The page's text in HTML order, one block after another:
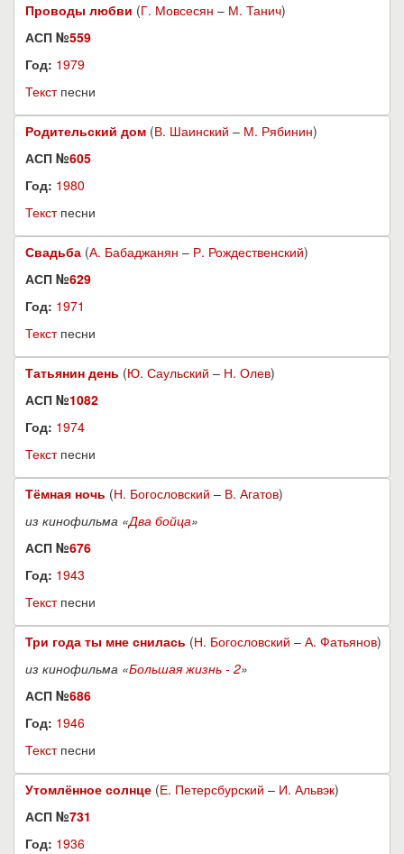
Проводы любви (Г. Мовсесян – М. Танич)
АСП №559
Год: 1979
Текстпесни
Родительский дом (В. Шаинский – М. Рябинин)
АСП №605
Год: 1980
Текстпесни
Свадьба (А. Бабаджанян – Р. Рождественский)
АСП №629
Год: 1971
Текстпесни
Татьянин день (Ю. Саульский – Н. Олев)
АСП №1082
Год: 1974
Текстпесни
Тёмная ночь (Н. Богословский – В. Агатов)
из кинофильма «Два бойца»
АСП №676
Год: 1943
Текстпесни
Три года ты мне снилась (Н. Богословский – А. Фатьянов)
из кинофильма «Большая жизнь - 2»
АСП №686
Год: 1946
Текстпесни
Утомлённое солнце (Е. Петерсбурский – И. Альвэк)
АСП №731
Год: 1936